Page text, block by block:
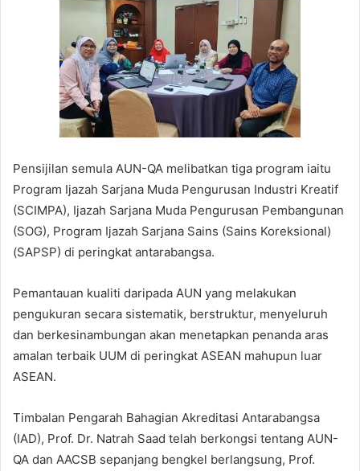
Pensijilan semula AUN-QA melibatkan tiga program iaitu
Program Ijazah Sarjana Muda Pengurusan Industri Kreatif
(SCIMPA), Ijazah Sarjana Muda Pengurusan Pembangunan
(SOG), Program Ijazah Sarjana Sains (Sains Koreksional)
(SAPSP) di peringkat antarabangsa.
Pemantauan kualiti daripada AUN yang melakukan
pengukuran secara sistematik, berstruktur, menyeluruh
dan berkesinambungan akan menetapkan penanda aras
amalan terbaik UUM di peringkat ASEAN mahupun luar
ASEAN.
Timbalan Pengarah Bahagian Akreditasi Antarabangsa
(IAD), Prof. Dr. Natrah Saad telah berkongsi tentang AUN-
QA dan AACSB sepanjang bengkel berlangsung, Prof.